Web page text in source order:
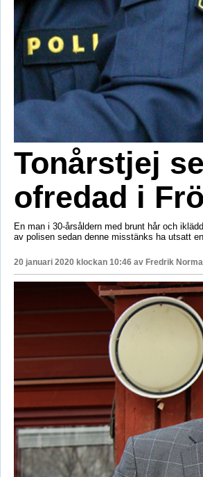
Tonårstjej
ofredad i
En man i 30-årsåldern med brunt hår och
av polisen sedan denne misstänks ha utsatt
20 januari 2020 klockan 10:46 av Fredrik